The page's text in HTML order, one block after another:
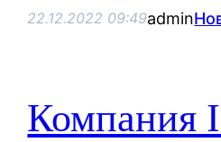
22.12.2022 09:49admin
Компания